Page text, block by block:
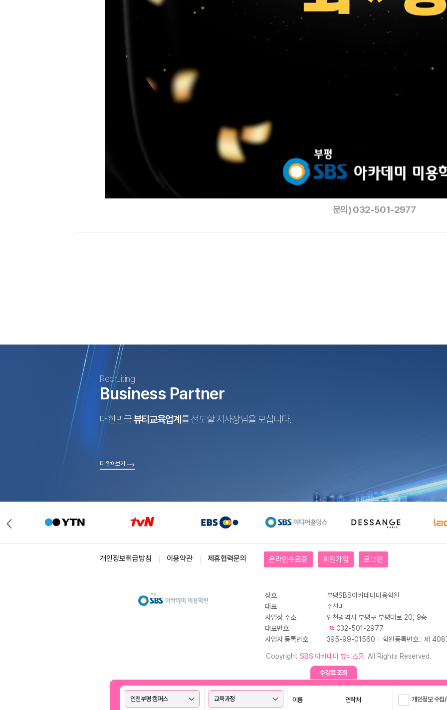
문의) 032-501-2977
Recruiting
Business Partner
대한민국뷰티교육업계 를 선도할 지사장님을 모십니다.
더 알아보기
개인정보취급방침 이용약관 제휴협력문의 온라인수료증 회원가입 로그인
상호
부평SBS아카데미미용학원
대표
주선미
사업장 주소
인천광역시 부평구 부평대로 20, 9층
대표번호
032-501-2977
사업자 등록번호
395-99-01560 학원등록번호 : 제
Copyright SBS 아카데미 뷰티스쿨. All Rights Reserved.
개인정보 수집